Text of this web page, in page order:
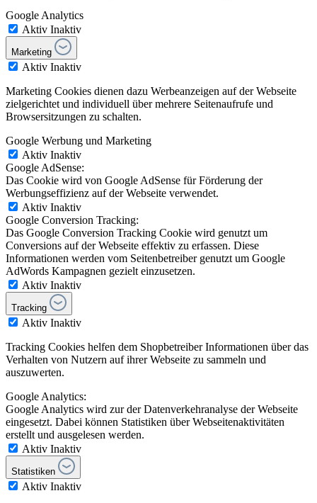
Google Analytics
Aktiv Inaktiv
Marketing
Aktiv Inaktiv
Marketing Cookies dienen dazu Werbeanzeigen auf der Webseite
zielgerichtet und individuell über mehrere Seitenaufrufe und
Browsersitzungen zu schalten.
Google Werbung und Marketing
Aktiv Inaktiv
Google AdSense:
Das Cookie wird von Google AdSense für Förderung der
Werbungseffizienz auf der Webseite verwendet.
Aktiv Inaktiv
Google Conversion Tracking:
Das Google Conversion Tracking Cookie wird genutzt um
Conversions auf der Webseite effektiv zu erfassen. Diese
Informationen werden vom Seitenbetreiber genutzt um Google
AdWords Kampagnen gezielt einzusetzen.
Aktiv Inaktiv
Tracking
Aktiv Inaktiv
Tracking Cookies helfen dem Shopbetreiber Informationen über das
Verhalten von Nutzern auf ihrer Webseite zu sammeln und
auszuwerten.
Google Analytics:
Google Analytics wird zur der Datenverkehranalyse der Webseite
eingesetzt. Dabei können Statistiken über Webseitenaktivitäten
erstellt und ausgelesen werden.
Aktiv Inaktiv
Statistiken
Aktiv Inaktiv